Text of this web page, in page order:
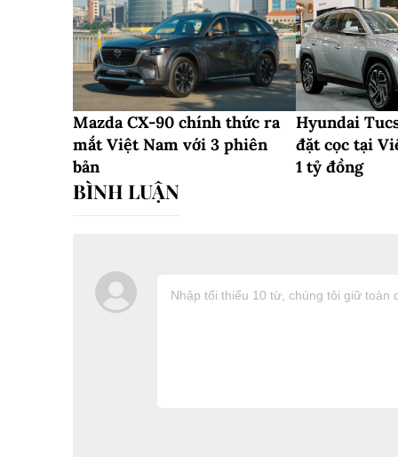
Mazda CX-90 chính thức ra
mắt Việt Nam với 3 phiên
bản
Hyundai
đặt cọc tại
1 tỷ đồng